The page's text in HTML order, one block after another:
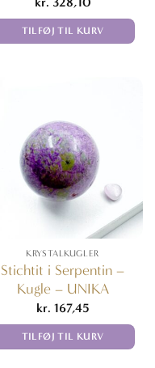
TILFØJ TIL KURV
KRYSTALKUGLER
Stichtit i Serpentin –
Kugle – UNIKA
kr. 167,45
TILFØJ TIL KURV